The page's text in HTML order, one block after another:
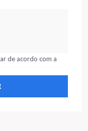
de acordo com a